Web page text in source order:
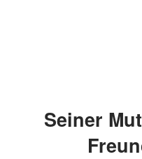
Seiner Mutter helfen und